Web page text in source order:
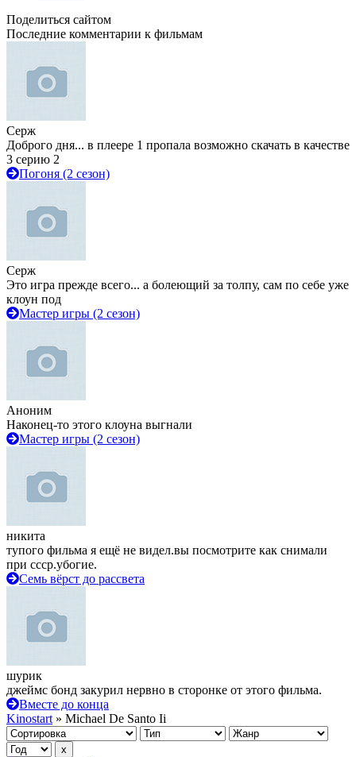
Поделиться сайтом
Последние комментарии к фильмам
Серж
Доброго дня... в плеере 1 пропала возможно скачать в качестве
3 серию 2
Погоня (2 сезон)
Серж
Это игра прежде всего... а болеющий за толпу, сам по себе уже
клоун под
Мастер игры (2 сезон)
Аноним
Наконец-то этого клоуна выгнали
Мастер игры (2 сезон)
никита
тупого фильма я ещё не видел.вы посмотрите как снимали
при ссср.убогие.
Семь вёрст до рассвета
шурик
джеймс бонд закурил нервно в сторонке от этого фильма.
Вместе до конца
Kinostart » Michael De Santo Ii